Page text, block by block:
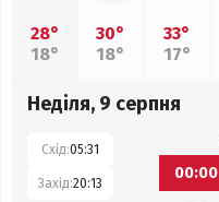
28°
18°
30°
18°
33°
17°
Неділя, 9 серпня
Схід:05:31
Захід:20:13
00:00